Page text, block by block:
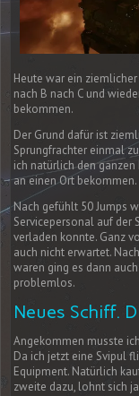
Heute war ein
nach B nach C und
bekommen.
Der Grund dafür ist
Sprungfrachter einmal
ich natürlich den
an einen Ort bekommen.
Nach gefühlt 50 Jumps
Servicepersonal auf der
verladen konnte. Ganz
auch nicht erwartet.
waren ging es dann
problemlos.
Neues Schiff.
Angekommen musste
Da ich jetzt eine Svipul
Equipment. Natürlich
zweite dazu, lohnt sich